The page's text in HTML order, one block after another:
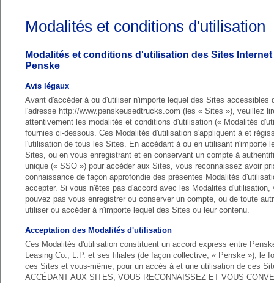
Modalités et conditions d'utilisation
Modalités et conditions d'utilisation des Sites Internet
Penske
Avis légaux
Avant d'accéder à ou d'utiliser n'importe lequel des Sites accessibles
l'adresse http://www.penskeusedtrucks.com (les « Sites »), veuillez
attentivement les modalités et conditions d'utilisation (« Modalités
fournies ci-dessous. Ces Modalités d'utilisation s'appliquent à et
l'utilisation de tous les Sites. En accédant à ou en utilisant n'importe
Sites, ou en vous enregistrant et en conservant un compte à
unique (« SSO ») pour accéder aux Sites, vous reconnaissez avoir
connaissance de façon approfondie des présentes Modalités
accepter. Si vous n'êtes pas d'accord avec les Modalités d'utilisation,
pouvez pas vous enregistrer ou conserver un compte, ou de toute
utiliser ou accéder à n'importe lequel des Sites ou leur contenu.
Acceptation des Modalités d'utilisation
Ces Modalités d'utilisation constituent un accord express entre
Leasing Co., L.P. et ses filiales (de façon collective, « Penske »), le
ces Sites et vous-même, pour un accès à et une utilisation de ces
ACCÉDANT AUX SITES, VOUS RECONNAISSEZ ET VOUS